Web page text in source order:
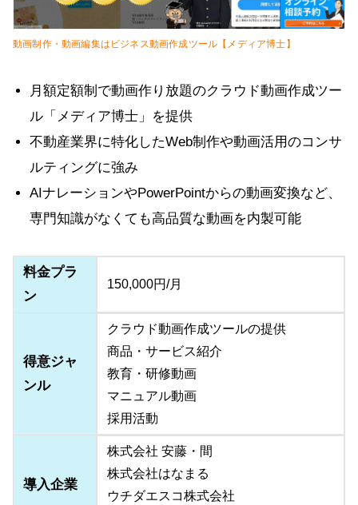
動画制作・動画編集はビジネス動画作成ツール【メディア博士】
月額定額制で動画作り放題のクラウド動画作成ツー
ル「メディア博士」を提供
不動産業界に特化したWeb制作や動画活用のコンサ
ルティングに強み
AIナレーションやPowerPointからの動画変換など、
専門知識がなくても高品質な動画を内製可能
料金プラ
ン
150,000円/月
得意ジャ
ンル
クラウド動画作成ツールの提供
商品・サービス紹介
教育・研修動画
マニュアル動画
採用活動
導入企業
株式会社 安藤・間
株式会社はなまる
ウチダエスコ株式会社